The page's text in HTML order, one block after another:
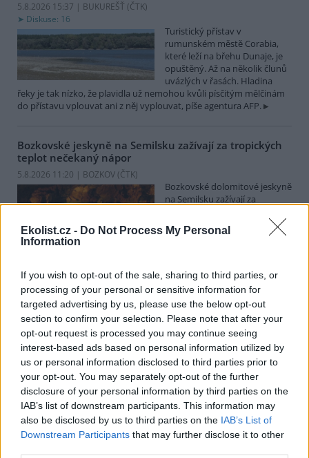
Ekolist.cz - Do Not Process My Personal
Information
If you wish to opt-out of the sale, sharing to third parties, or
processing of your personal or sensitive information for
targeted advertising by us, please use the below opt-out
section to confirm your selection. Please note that after your
opt-out request is processed you may continue seeing
interest-based ads based on personal information utilized by
us or personal information disclosed to third parties prior to
your opt-out. You may separately opt-out of the further
disclosure of your personal information by third parties on the
IAB’s list of downstream participants. This information may
also be disclosed by us to third parties on the IAB’s List of
Downstream Participants that may further disclose it to other
5.8.2026 15:37 | BUKUREŠŤ (ČTK)
Diskuse: 16
Turistický přístav v
rumunském městě Corabia,
které leží na břehu Dunaje, je
opuštěný. Až na několik člunů
uvázlých v řasách. Hladina
řeky je tak nízko, že plavidla už nemohou kvůli písčitým mělčinám
do přístavu vplouvat ani z něj vyplouvat, píše agentura AFP.
Bozkovské jeskyně na Semilsku zažívají za tropických
teplot nečekaný nápor
5.8.2026 11:20 | BOZKOV (ČTK)
Bozkovské dolomitové jeskyně
na Semilsku zažívají za
nečekaný nápor. Jde sice o
jedno z nejchladnějších míst v
Libereckém kraji, které má stálou teplotu mezi 7,5 až devíti stupni
Dušana Milky k nim lidé přicházeli spíše v době, když bylo nevlídno.
V pěti zemích Amazonie zatkli stovky lidí kvůli
environmentální kriminalitě
5.8.2026 10:34 | BOGOTÁ (ČTK)
Policisté v pěti zemích ležících
v Amazonii pozatýkali stovky
lidí a zabavili dřevo, minerály i
zvířata v hodnotě přes 280
milionů dolarů (kolem 5,9
miliard korun) při jednom z největších koordinovaných zásahů
proti environmentální kriminalitě v největším deštném pralese
světa. Napsala to agentura AP, podle níž se do operace nazvané